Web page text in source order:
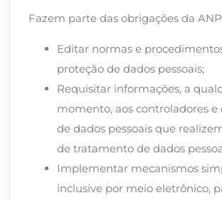
Fazem parte das obrigações da
Editar normas e
proteção de dados pessoais;
Requisitar informações, a
momento, aos controladores e
de dados pessoais que
de tratamento de dados
Implementar mecanismos
inclusive por meio eletrônico,